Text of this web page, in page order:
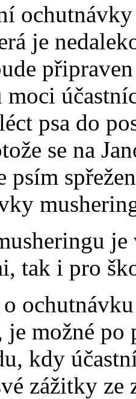
je
moci
psa do
se na
psím
tak i pro
je možné
kdy
zážitky ze